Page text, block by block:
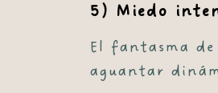
5) Miedo
El fantasma de
aguantar